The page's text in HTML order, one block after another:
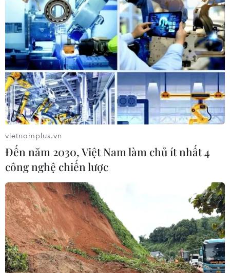
vietnamplus.vn
Đến năm 2030, Việt Nam làm chủ ít nhất 4
công nghệ chiến lược